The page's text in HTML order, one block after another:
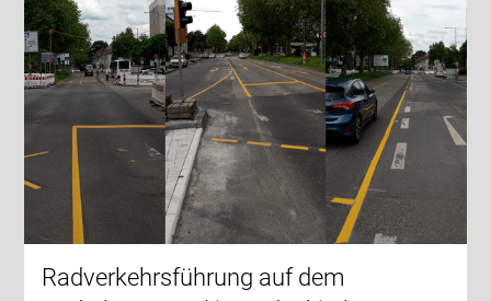
Radverkehrsführung auf dem